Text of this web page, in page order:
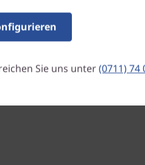
Ihrer Lieblingsmusik
für einen
ThinkPad L14 bietet
an Ihren
Sie uns unter(0711) 74